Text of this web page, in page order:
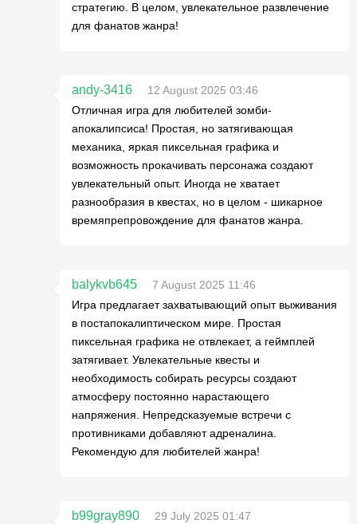
стратегию. В целом, увлекательное развлечение
для фанатов жанра!
andy-3416
12 August 2025 03:46
Отличная игра для любителей зомби-
апокалипсиса! Простая, но затягивающая
механика, яркая пиксельная графика и
возможность прокачивать персонажа создают
увлекательный опыт. Иногда не хватает
разнообразия в квестах, но в целом - шикарное
времяпрепровождение для фанатов жанра.
balykvb645
7 August 2025 11:46
Игра предлагает захватывающий опыт выживания
в постапокалиптическом мире. Простая
пиксельная графика не отвлекает, а геймплей
затягивает. Увлекательные квесты и
необходимость собирать ресурсы создают
атмосферу постоянно нарастающего
напряжения. Непредсказуемые встречи с
противниками добавляют адреналина.
Рекомендую для любителей жанра!
b99gray890
29 July 2025 01:47